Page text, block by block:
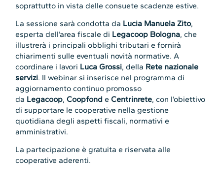
soprattutto in vista delle consuete scadenze estive.
La sessione sarà condotta da Lucia Manuela Zito,
esperta dell’area fiscale di Legacoop Bologna, che
illustrerà i principali obblighi tributari e fornirà
chiarimenti sulle eventuali novità normative. A
coordinare i lavori Luca Grossi, della Rete nazionale
servizi. Il webinar si inserisce nel programma di
aggiornamento continuo promosso
da Legacoop,Coopfond eCentrinrete, con l’obiettivo
di supportare le cooperative nella gestione
quotidiana degli aspetti fiscali, normativi e
amministrativi.
La partecipazione è gratuita e riservata alle
cooperative aderenti.